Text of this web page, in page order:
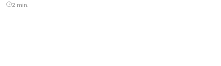
2 min.